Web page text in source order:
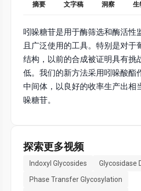
摘要 文字稿 洞察 生
吲哚糖苷是用于酶筛选和酶活性
且广泛使用的工具。特别是对于
结构，以前的合成被证明具有挑
低。我们的新方法采用吲哚酸酯
中间体，以良好的收率生产出相
哚糖苷。
探索更多视频
Indoxyl Glycosides
Glycosidase
Phase Transfer Glycosylation